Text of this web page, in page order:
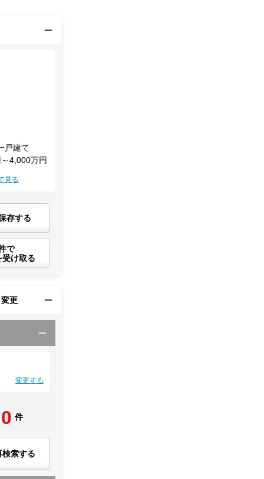
戸建て
4,000万円
見る
存する
で
受け取る
更
変更する
0 件
検索する